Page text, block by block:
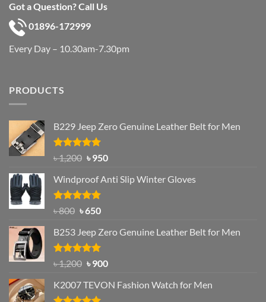
Got a Question? Call Us
01896-172999
Every Day – 10.30am-7.30pm
PRODUCTS
B229 Jeep Zero Genuine Leather Belt for Men
Rated4.92
out of 5
৳1,200 Original
was:
৳ 1,200.
৳950Current
is:
Windproof Anti Slip Winter Gloves
Rated4.97
৳800 Original
was:
৳ 800.
৳650Current
is:
৳ 650.
B253 Jeep Zero Genuine Leather Belt for Men
Rated5.00
out of 5
৳1,200 Original
was:
৳900Current
is:
K2007 TEVON Fashion Watch for Men